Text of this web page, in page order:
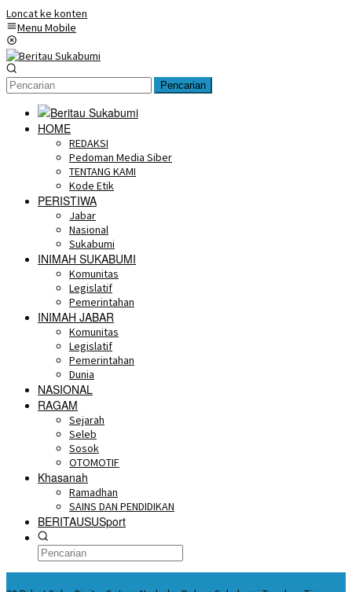
Loncat ke konten
Menu Mobile
Pencarian
HOME
REDAKSI
Pedoman Media Siber
TENTANG KAMI
Kode Etik
PERISTIWA
Jabar
Nasional
Sukabumi
INIMAH SUKABUMI
Komunitas
Legislatif
Pemerintahan
INIMAH JABAR
Komunitas
Legislatif
Pemerintahan
Dunia
NASIONAL
RAGAM
Sejarah
Seleb
Sosok
OTOMOTIF
Khasanah
Ramadhan
SAINS DAN PENDIDIKAN
BERITAUSUSport